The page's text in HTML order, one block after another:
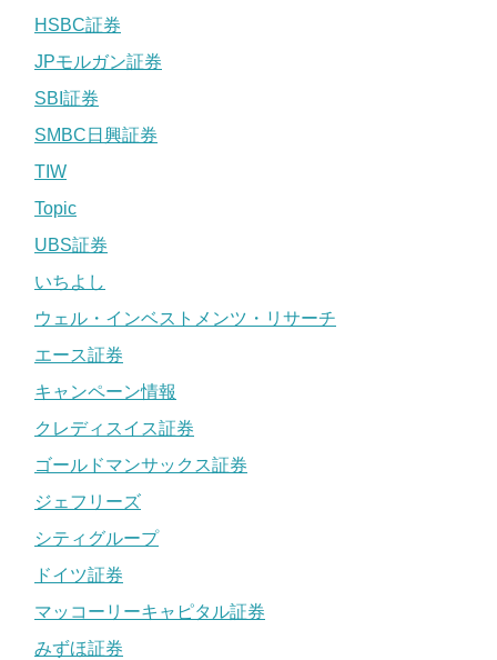
HSBC証券
JPモルガン証券
SBI証券
SMBC日興証券
TIW
Topic
UBS証券
いちよし
ウェル・インベストメンツ・リサーチ
エース証券
キャンペーン情報
クレディスイス証券
ゴールドマンサックス証券
ジェフリーズ
シティグループ
ドイツ証券
マッコーリーキャピタル証券
みずほ証券